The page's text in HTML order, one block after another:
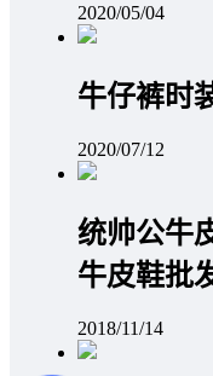
2020/05/04
牛仔裤时
2020/07/12
统帅公牛
牛皮鞋批
2018/11/14